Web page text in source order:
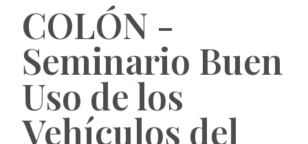
COLÓN -
Seminario Buen
Uso de los
Vehículos del